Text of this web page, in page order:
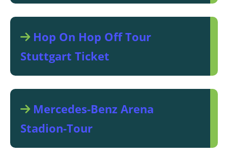
Hop On Hop Off Tour
Stuttgart Ticket
Mercedes-Benz Arena
Stadion-Tour